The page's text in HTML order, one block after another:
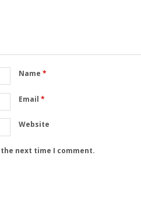
Name *
Email *
Website
next time I comment.